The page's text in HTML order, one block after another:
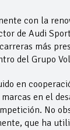
con la
de Audi
más
del Grupo
en
en el
No
que ha